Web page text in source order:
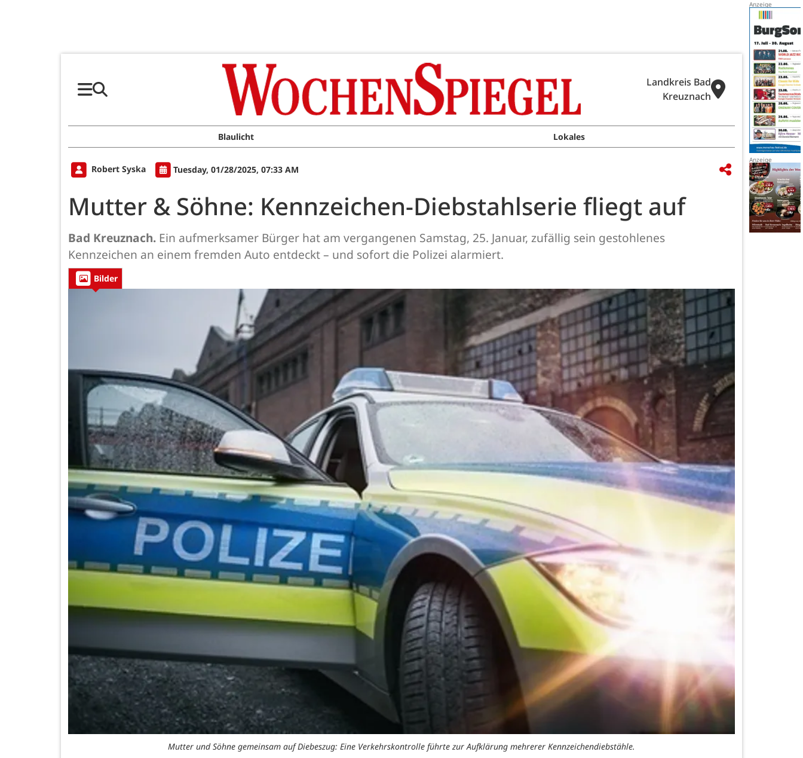
Landkreis Bad
Kreuznach
Blaulicht Lokales
Robert Syska Tuesday, 01/28/2025, 07:33 AM
Mutter & Söhne: Kennzeichen-Diebstahlserie fliegt auf
Bad Kreuznach. Ein aufmerksamer Bürger hat am vergangenen Samstag, 25. Januar, zufällig sein gestohlenes
Kennzeichen an einem fremden Auto entdeckt – und sofort die Polizei alarmiert.
Bilder
Mutter und Söhne gemeinsam auf Diebeszug: Eine Verkehrskontrolle führte zur Aufklärung mehrerer Kennzeichendiebstähle.